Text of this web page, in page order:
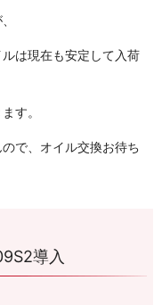
は現在も安定して入荷
す。
で、オイル交換お待ち
導入